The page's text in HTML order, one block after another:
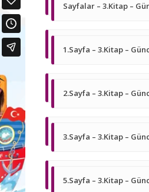
Sayfalar – 3.Kitap –
1.Sayfa – 3.Kitap –
2.Sayfa – 3.Kitap –
3.Sayfa – 3.Kitap –
5.Sayfa – 3.Kitap –